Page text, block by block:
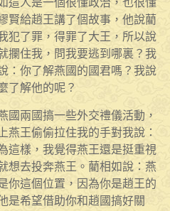
賢給趙王講了個故事，他說藺
犯了罪，得罪了大王，所以說
攔住我，問我要逃到哪裏？我
：你了解燕國的國君嗎？我說
了解他的呢？
國兩國搞一些外交禮儀活動，
燕王偷偷拉住我的手對我說：
這樣，我覺得燕王還是挺重視
想去投奔燕王。藺相如說：燕
你這個位置，因為你是趙王的
是希望借助你和趙國搞好關